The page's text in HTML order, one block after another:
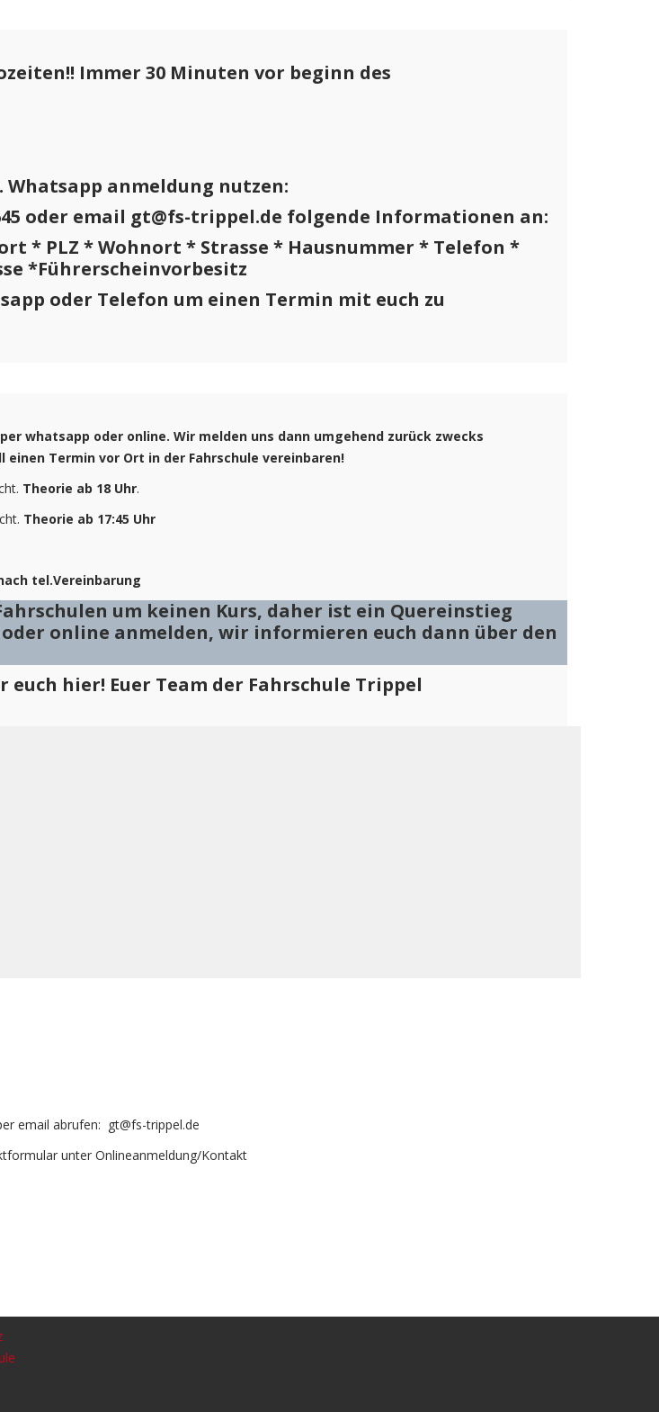
Immer 30 Minuten vor beginn des
anmeldung nutzen:
oder email gt@fs-trippel.de folgende Informationen an:
* PLZ * Wohnort * Strasse * Hausnummer * Telefon *
*Führerscheinvorbesitz
oder Telefon um einen Termin mit euch zu
whatsapp oder online. Wir melden uns dann umgehend zurück zwecks
Termin vor Ort in der Fahrschule vereinbaren!
Theorie ab 18 Uhr.
Theorie ab 17:45 Uhr
tel.Vereinbarung
um keinen Kurs, daher ist ein Quereinstieg
online anmelden, wir informieren euch dann über den
hier! Euer Team der Fahrschule Trippel
email abrufen: gt@fs-trippel.de
unter Onlineanmeldung/Kontakt